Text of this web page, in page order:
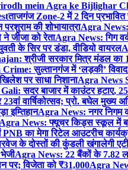
mein Agra ke Bijlighar
ताजगंज Zone-2 में 2 दिन प्रभावित
की शोभायात्राAgra News:
जीजा को रेताAgra News: गिग
के सिर पर डंडा, वीडियो वायरल
श्रीजी सरकार मित्र मंडल का
सुल्तानगंज में ‘लड़की’ विवाद
पर साधा निशानाAgra News
सदर बाजार में काउंटर हटाए, 25
वार्षिकोत्सव; प्रो. बघेल मुख्य
इम्तिहानAgra News: नगर निगम
News: फ्यूचर किड्स स्कूल में
का मेगा रिटेल आउटरीच
के दोस्तों की कुंडली खंगालेगी
Agra News: 22 बैंकों के 7.82
पर; विजेता को ₹31,000Agra